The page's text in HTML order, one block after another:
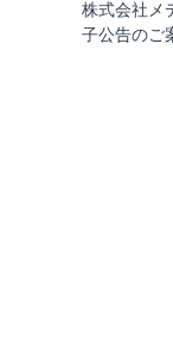
株式会社
子公告のご